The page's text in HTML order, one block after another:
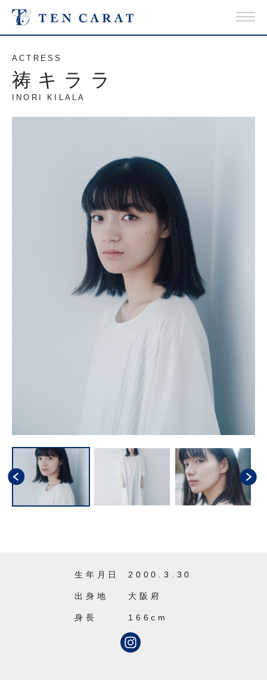
ACTRESS
祷キララ
INORI KILALA
生年月日 2000.3.30
出身地 大阪府
身長 166cm